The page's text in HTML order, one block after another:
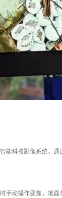
能科技影像系统，
动操作变焦，地